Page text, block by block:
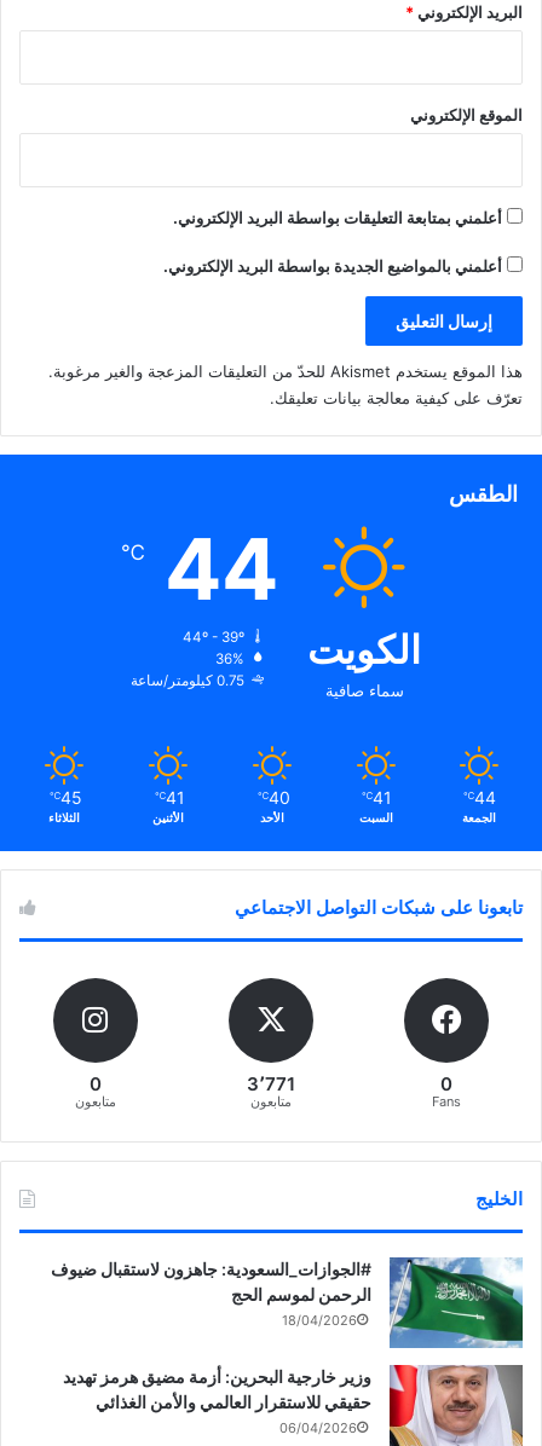
البريد الإلكتروني*
الموقع الإلكتروني
أعلمني بمتابعة التعليقات بواسطة البريد الإلكتروني.
أعلمني بالمواضيع الجديدة بواسطة البريد الإلكتروني.
هذا الموقع يستخدم Akismet للحدّ من التعليقات المزعجة والغير مرغوبة.
تعرّف على كيفية معالجة بيانات تعليقك.
الطقس
الكويت
سماء صافية
44
℃
36%
0.75 كيلومتر/ساعة
44
℃
الجمعة
41
℃
السبت
40
℃
الأحد
41
℃
الأثنين
45
℃
الثلاثاء
تابعونا على شبكات التواصل الاجتماعي
0
Fans
3٬771
متابعون
0
متابعون
الخليج
‏‎#الجوازات_السعودية: جاهزون لاستقبال ضيوف
الرحمن لموسم الحج
18/04/2026
وزير خارجية البحرين: أزمة مضيق هرمز تهديد
حقيقي للاستقرار العالمي والأمن الغذائي
06/04/2026